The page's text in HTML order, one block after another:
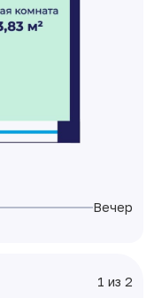
Вечер
1 из 2